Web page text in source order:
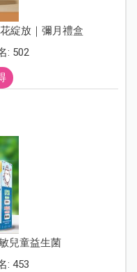
綻放｜彌月禮盒
: 502
兒童益生菌
: 453